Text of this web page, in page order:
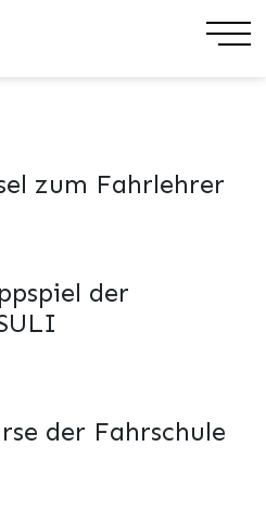
zum Fahrlehrer
der
der Fahrschule